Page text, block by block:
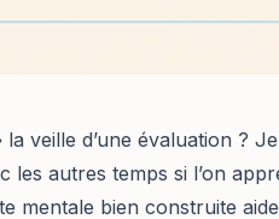
veille d’une évaluation ?
les autres temps si l’on
mentale bien construite